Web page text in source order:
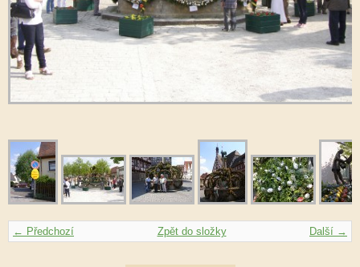
← Předchozí Další →
Zpět do složky